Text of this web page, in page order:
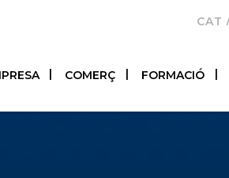
COMERÇ FORMACIÓ